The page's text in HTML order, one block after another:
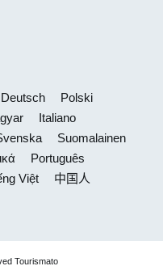
Deutsch
Polski
Italiano
Suomalainen
Português
Việt 中国人
Tourismato